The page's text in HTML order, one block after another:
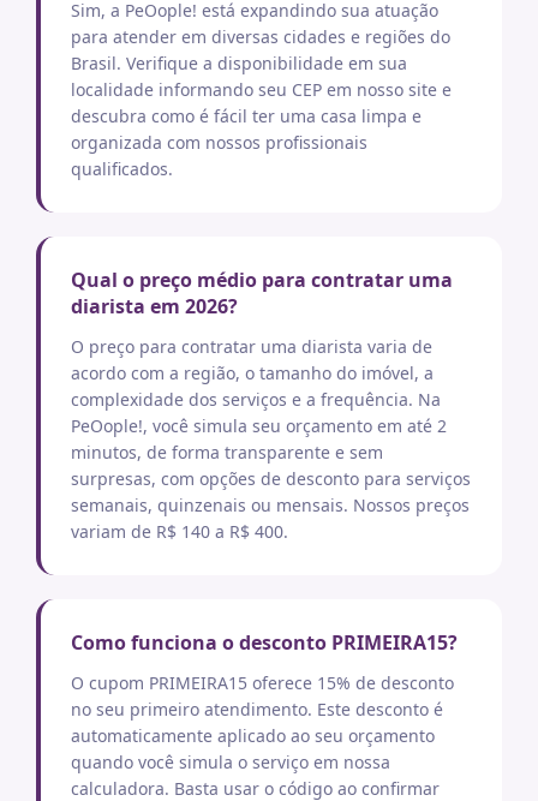
Sim, a PeOople! está expandindo sua atuação
para atender em diversas cidades e regiões do
Brasil. Verifique a disponibilidade em sua
localidade informando seu CEP em nosso site e
descubra como é fácil ter uma casa limpa e
organizada com nossos profissionais
qualificados.
Qual o preço médio para contratar uma
diarista em 2026?
O preço para contratar uma diarista varia de
acordo com a região, o tamanho do imóvel, a
complexidade dos serviços e a frequência. Na
PeOople!, você simula seu orçamento em até 2
minutos, de forma transparente e sem
surpresas, com opções de desconto para serviços
semanais, quinzenais ou mensais. Nossos preços
variam de R$ 140 a R$ 400.
Como funciona o desconto PRIMEIRA15?
O cupom PRIMEIRA15 oferece 15% de desconto
no seu primeiro atendimento. Este desconto é
automaticamente aplicado ao seu orçamento
quando você simula o serviço em nossa
calculadora. Basta usar o código ao confirmar